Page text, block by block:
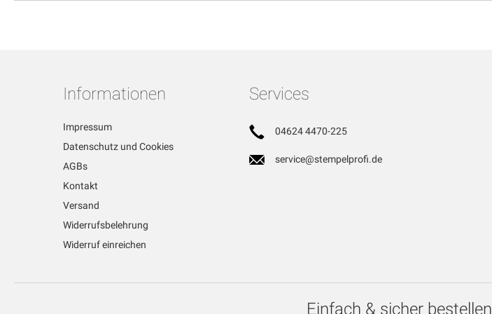
Informationen
Impressum
Datenschutz und Cookies
AGBs
Kontakt
Versand
Widerrufsbelehrung
Widerruf einreichen
Services
04624 4470-225
service@stempelprofi.de
Einfach & sicher bestellen